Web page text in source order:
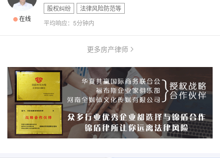
在线
股权纠纷
法律风险防范等
平均响应：5分钟内
更多房产律师